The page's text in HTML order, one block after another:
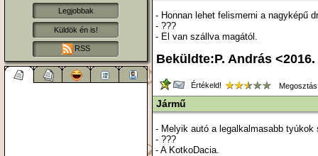
Legjobbak
Küldök én is!
RSS
- Honnan lehet felismerni a nagyképű
- ???
- El van szállva magától.
Beküldte:P. András
Értékeld!
Jármű
- Melyik autó a legalkalmasabb tyúkok
- ???
- A KotkoDacia.